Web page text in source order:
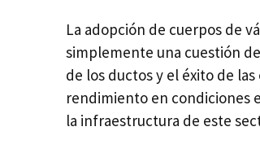
La adopción de cuerpos de
simplemente una cuestión
de los ductos y el éxito de
rendimiento en condiciones
la infraestructura de este